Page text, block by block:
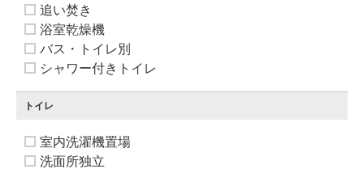
追い焚き
浴室乾燥機
バス・トイレ別
シャワー付きトイレ
トイレ
室内洗濯機置場
洗面所独立